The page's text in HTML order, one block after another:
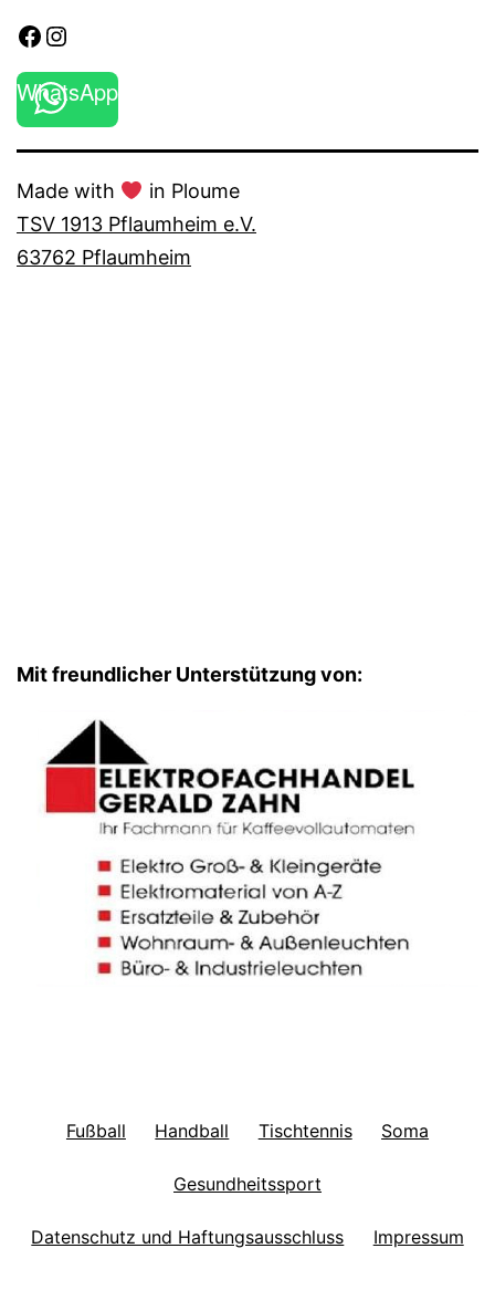
Facebook
Instagram
WhatsApp
Made with
in Ploume
TSV 1913 Pflaumheim e.V.
63762 Pflaumheim
Mit freundlicher Unterstützung von:
Fußball Handball Tischtennis Soma
Gesundheitssport
Datenschutz und Haftungsausschluss Impressum